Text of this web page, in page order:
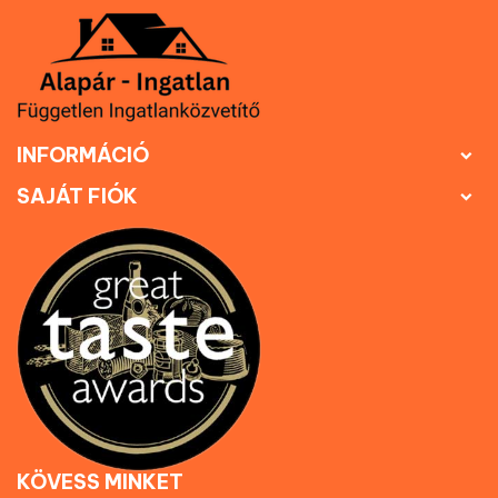
INFORMÁCIÓ 
SAJÁT FIÓK 
KÖVESS MINKET